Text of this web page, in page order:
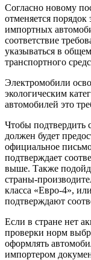
Согласно новому
отменяется
импортных
соответствие
указываться в
транспортного
Электромобили
экологическим
автомобилей это
Чтобы подтвердить
должен будет
официальное
подтверждает
выше. Также
страны-
класса «Евро-4»,
подтверждают
Если в стране нет
проверки норм
оформлять
импортером